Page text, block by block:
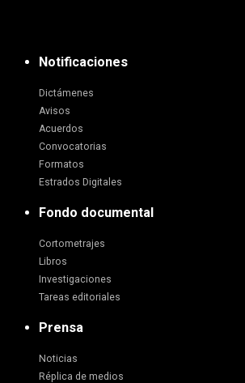
Notificaciones
Dictámenes
Avisos
Acuerdos
Convocatorias
Formatos
Estrados Digitales
Fondo documental
Cortometrajes
Libros
Investigaciones
Tareas editoriales
Prensa
Noticias
Réplica de medios